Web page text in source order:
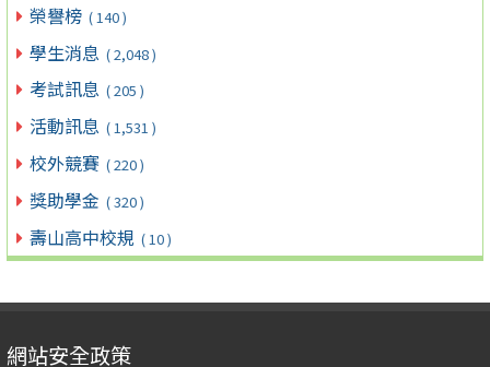
榮譽榜 ( 140 )
學生消息 ( 2,048 )
考試訊息 ( 205 )
活動訊息 ( 1,531 )
校外競賽 ( 220 )
獎助學金 ( 320 )
壽山高中校規 ( 10 )
網站安全政策